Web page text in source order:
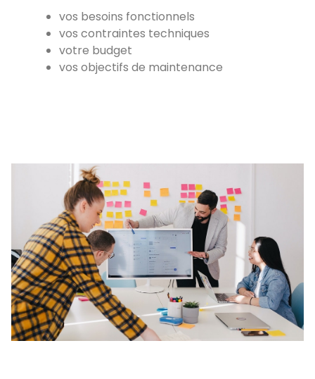
vos besoins fonctionnels
vos contraintes techniques
votre budget
vos objectifs de maintenance